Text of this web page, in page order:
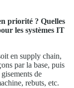
priorité ? Quelles
les systèmes IT
en supply chain,
par la base, puis
de
rebuts, etc.